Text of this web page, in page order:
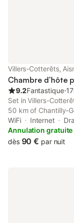
Villers-Cotterêts,
Chambre d’hôte
9.2Fantastique⋅
Set in Villers-
50 km of Chantilly-
design offers rooms
WiFi Internet
Annulation gratuite
dès 90 € par nuit